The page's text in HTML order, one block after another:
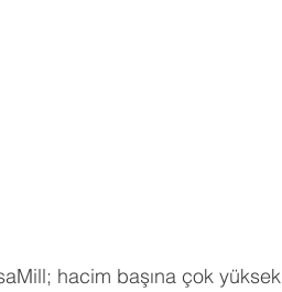
hacim başına çok yüksek